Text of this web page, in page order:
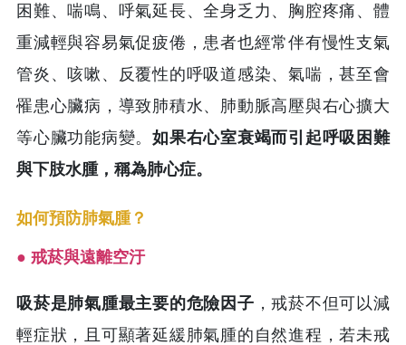
困難、喘鳴、呼氣延長、全身乏力、胸腔疼痛、體
重減輕與容易氣促疲倦，患者也經常伴有慢性支氣
管炎、咳嗽、反覆性的呼吸道感染、氣喘，甚至會
罹患心臟病，導致肺積水、肺動脈高壓與右心擴大
等心臟功能病變。如果右心室衰竭而引起呼吸困難
與下肢水腫，稱為肺心症。
如何預防肺氣腫？
● 戒菸與遠離空汙
吸菸是肺氣腫最主要的危險因子 ，戒菸不但可以減
輕症狀，且可顯著延緩肺氣腫的自然進程，若未戒